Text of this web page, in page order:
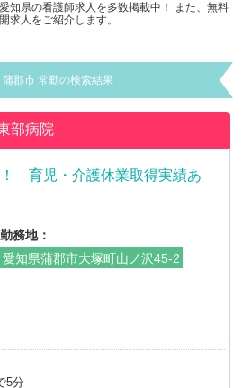
知県の看護師求人を多数掲載中！ また、無料
求人をご紹介します。
蒲郡市 常勤の検索結果
部病院
育児・介護休業取得実績あ
勤務地：
愛知県蒲郡市大塚町山ノ沢45-2
5分